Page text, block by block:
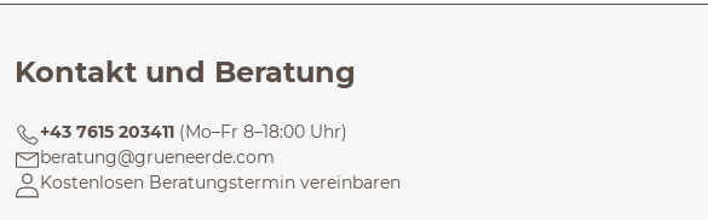
Kontakt und Beratung
+43 7615 203411 (Mo–Fr 8–18:00 Uhr)
beratung@grueneerde.com
Kostenlosen Beratungstermin vereinbaren